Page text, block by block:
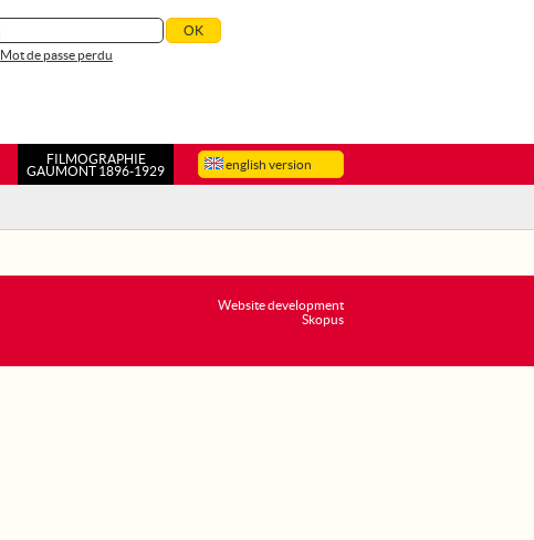
Mot de passe perdu
english version
FILMOGRAPHIE
GAUMONT 1896-1929
Website development
Skopus